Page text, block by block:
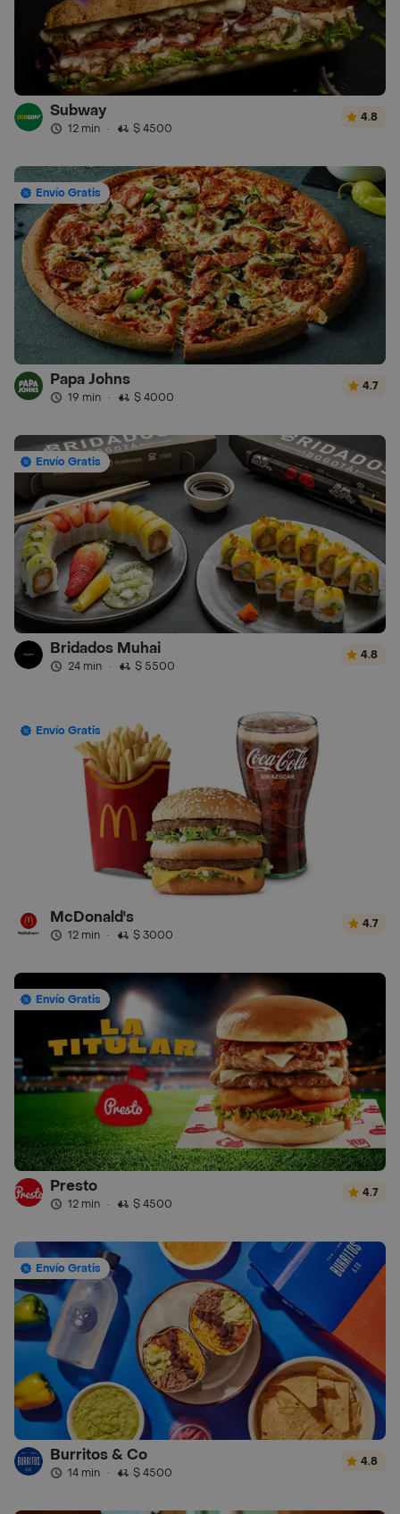
Subway
12 min · $ 4500
4.8
Envío Gratis
Papa Johns
19 min · $ 4000
4.7
Envío Gratis
Bridados Muhai
24 min · $ 5500
4.8
Envío Gratis
McDonald's
12 min · $ 3000
4.7
Envío Gratis
Presto
12 min · $ 4500
4.7
Envío Gratis
Burritos & Co
14 min · $ 4500
4.8